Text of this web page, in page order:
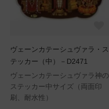
ヴェーンカテーシュヴァラ・ス
テッカー（中）－D2471
ヴェーンカテーシュヴァラ神の
ステッカー中サイズ（両面印
刷、耐水性）